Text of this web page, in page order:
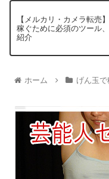
【メルカリ・カメラ転売
稼ぐために必須のツール
紹介
ホーム げん玉